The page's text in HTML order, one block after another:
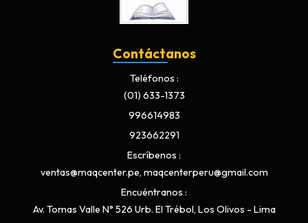
Contáctanos
Teléfonos
(01) 633-1373
996614983
923662291
Escríbenos
ventas@maqcenter.pe, maqcenterperu@gmail.com
Encuéntranos
Av. Tomas Valle N° 526 Urb. El Trébol, Los Olivos - Lima